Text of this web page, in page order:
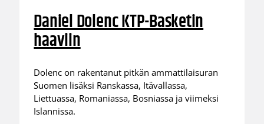
Daniel Dolenc KTP-Basketin
haaviin
Dolenc on rakentanut pitkän ammattilaisuran
Suomen lisäksi Ranskassa, Itävallassa,
Liettuassa, Romaniassa, Bosniassa ja viimeksi
Islannissa.